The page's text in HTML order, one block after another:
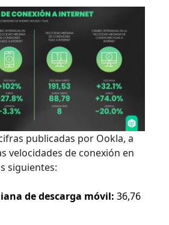
publicadas por Ookla, a
velocidades de conexión en
siguientes:
de descarga móvil: 36,76